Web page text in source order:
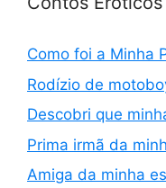
Como foi a Minha
Rodízio de
Descobri que
Prima irmã da
Amiga da minha